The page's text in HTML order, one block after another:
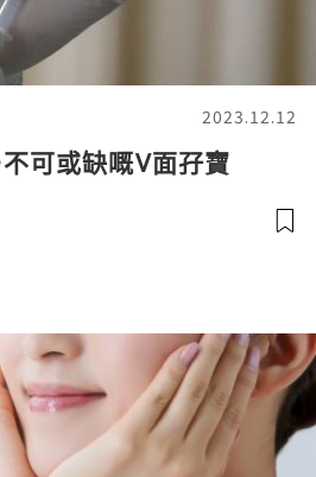
2023.12.12
可或缺嘅V面孖寶